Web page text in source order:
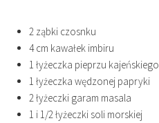
2 ząbki czosnku
4 cm kawałek imbiru
1 łyżeczka pieprzu kajeńskiego
1 łyżeczka wędzonej papryki
2 łyżeczki garam masala
1 i 1/2 łyżeczki soli morskiej